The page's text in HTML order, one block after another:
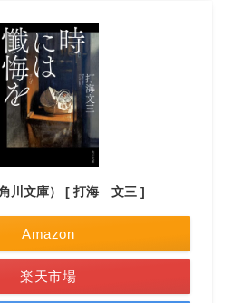
川文庫） [ 打海 文三 ]
Amazon
楽天市場